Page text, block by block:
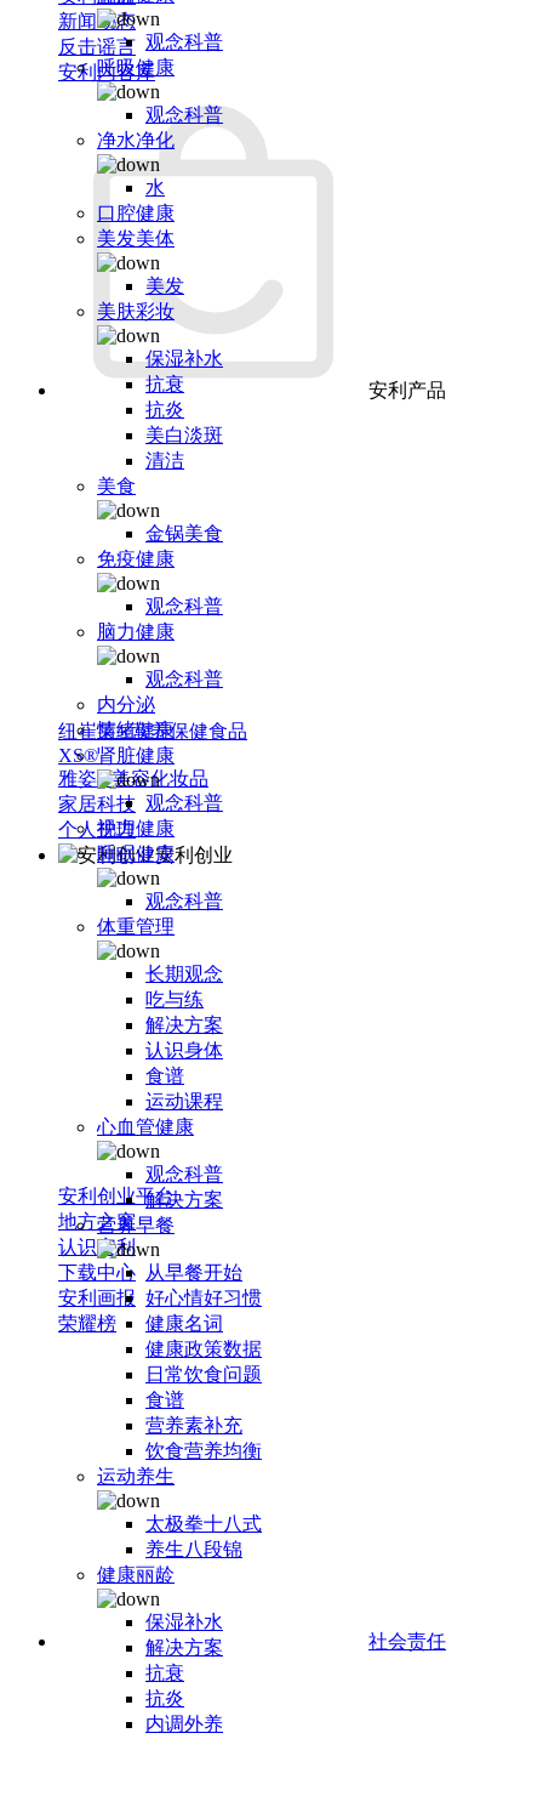
新闻动态
反击谣言
安利内容库
安利产品
纽崔莱®营养保健食品
XS®
雅姿®美容化妆品
家居科技
个人护理
安利创业
安利创业平台
地方之窗
认识安利
下载中心
安利画报
荣耀榜
社会责任
观念科普
呼吸健康
观念科普
净水净化
水
口腔健康
美发美体
美发
美肤彩妆
保湿补水
抗衰
抗炎
美白淡斑
清洁
美食
金锅美食
免疫健康
观念科普
脑力健康
观念科普
内分泌
情绪健康
肾脏健康
观念科普
视力健康
睡眠健康
观念科普
体重管理
长期观念
吃与练
解决方案
认识身体
食谱
运动课程
心血管健康
观念科普
解决方案
营养早餐
从早餐开始
好心情好习惯
健康名词
健康政策数据
日常饮食问题
食谱
营养素补充
饮食营养均衡
运动养生
太极拳十八式
养生八段锦
健康丽龄
保湿补水
解决方案
抗衰
抗炎
内调外养